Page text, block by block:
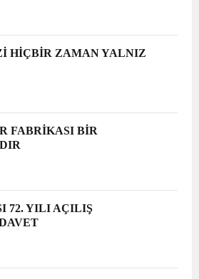
HİÇBİR ZAMAN YALNIZ
FABRİKASI BİR
72. YILI AÇILIŞ